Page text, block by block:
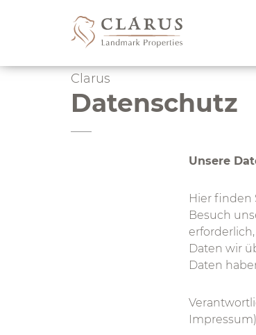
Clarus
Datenschutz
Unsere
Hier finden
Besuch
Daten wir
Daten